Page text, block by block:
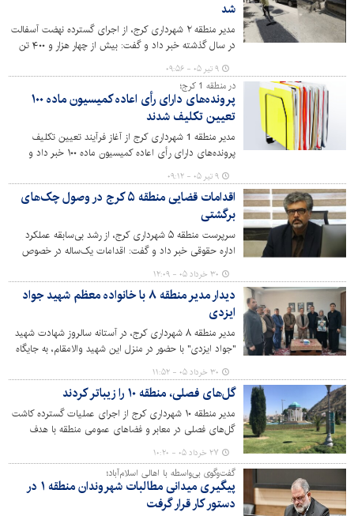
شد
مدیر منطقه ۲ شهرداری کرج، از اجرای گسترده نهضت آسفالت
در سال گذشته خبر داد و گفت: بیش از چهار هزار و ۴۰۰ تن
آسفالت مکانیزه در معابر سطح منطقه اجرا شد که این اقدام
نقش مؤثری در ارتقای کیفیت معابر، افزایش ایمنی تردد و
بهبود خدمات‌رسانی به شهروندان داشته است.
۹ تیر ۰۵ - ۰۹:۵۶
در منطقه 1 کرج؛
پرونده‌های دارای رأی اعاده کمیسیون ماده ۱۰۰
تعیین تکلیف شدند
مدیر منطقه 1 شهرداری کرج از آغاز فرآیند تعیین تکلیف
پرونده‌های دارای رأی اعاده کمیسیون ماده ۱۰۰ خبر داد و
گفت: با اجرای دستورالعمل ابلاغی، زمینه رفع بخشی از
مشکلات حقوقی و اداری شهروندان و ساماندهی پرونده‌های
بلاتکلیف فراهم شده است.
۹ تیر ۰۵ - ۰۹:۱۲
اقدامات قضایی منطقه ۵ کرج در وصول چک‌های
برگشتی
سرپرست منطقه ۵ شهرداری کرج، از رشد بی‌سابقه عملکرد
اداره حقوقی خبر داد و گفت: اقدامات یک‌ساله در خصوص
چک‌های برگشتی نسبت به سه دهه قبل دو برابر شده و
پیگیری ساختاریافته پرونده‌های حقوقی، گامی مؤثر در صیانت
از منابع عمومی بوده است.
۳۰ خرداد ۰۵ - ۱۲:۰۹
دیدار مدیر منطقه ۸ با خانواده معظم شهید جواد
ایزدی
مدیر منطقه ۸ شهرداری کرج، در آستانه سالروز شهادت شهید
"جواد ایزدی" با حضور در منزل این شهید والامقام، به جایگاه
ایشان و خانواده‌اش ادای احترام کردند.
۳۰ خرداد ۰۵ - ۱۱:۵۲
گل‌های فصلی، منطقه ۱۰ را زیباتر کردند
مدیر منطقه ۱۰ شهرداری کرج از اجرای عملیات گسترده کاشت
گل‌های فصلی در معابر و فضاهای عمومی منطقه با هدف
زیباسازی سیمای شهری و افزایش نشاط اجتماعی شهروندان
خبر داد.
۲۷ خرداد ۰۵ - ۱۰:۲۰
گفت‌وگوی بی‌واسطه با اهالی اسلام‌آباد؛
پیگیری میدانی مطالبات شهروندان منطقه ۱ در
دستور کار قرار گرفت